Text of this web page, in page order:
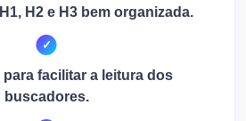
H2 e H3 bem organizada.
para facilitar a leitura dos
buscadores.